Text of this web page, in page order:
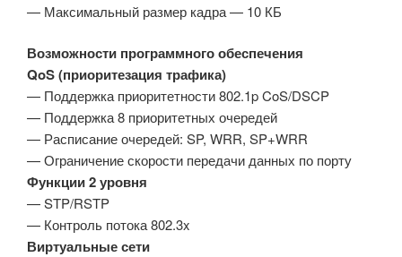
— Максимальный размер кадра — 10 КБ
Возможности программного обеспечения
QoS (приоритезация трафика)
— Поддержка приоритетности 802.1p CoS/DSCP
— Поддержка 8 приоритетных очередей
— Расписание очередей: SP, WRR, SP+WRR
— Ограничение скорости передачи данных по порту
Функции 2 уровня
— STP/RSTP
— Контроль потока 802.3x
Виртуальные сети